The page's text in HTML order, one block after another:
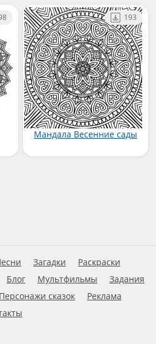
Мандала Весенние сады
193
Загадки
Раскраски
Блог Мультфильмы
Задания
Персонажи сказок
Реклама